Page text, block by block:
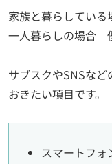
家族と暮らして
一人暮らしの場
サブスクやSNSな
おきたい項目です。
スマートフォ